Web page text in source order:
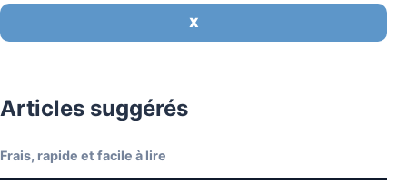
X
Articles suggérés
Frais, rapide et facile à lire